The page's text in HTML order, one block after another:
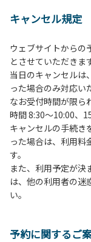
２、中学生以下だ
３、テントサイ
予約いただいた方
基本的に、テン
管理棟にてチェッ
時前にお越しの
続きを行ってくだ
手続きを行ってく
４、車両は、荷物
ださい。
５、チェックア
午後5時まで）で
方や使用人数が増
ら午前10時までの
キャンセル規定
ウェブサイトからの
とさせていただきま
当日のキャンセルは
った場合のみ対応い
なお受付時間が限ら
時間 8:30～10:00、
キャンセルの手続き
った場合は、利用料
す。
また、利用予定が決
は、他の利用者の迷
い。
予約に関するご